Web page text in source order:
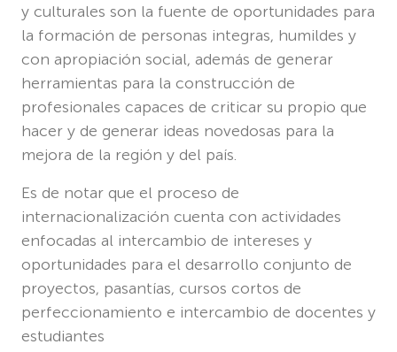
y culturales son la fuente de oportunidades para
la formación de personas integras, humildes y
con apropiación social, además de generar
herramientas para la construcción de
profesionales capaces de criticar su propio que
hacer y de generar ideas novedosas para la
mejora de la región y del país.
Es de notar que el proceso de
internacionalización cuenta con actividades
enfocadas al intercambio de intereses y
oportunidades para el desarrollo conjunto de
proyectos, pasantías, cursos cortos de
perfeccionamiento e intercambio de docentes y
estudiantes